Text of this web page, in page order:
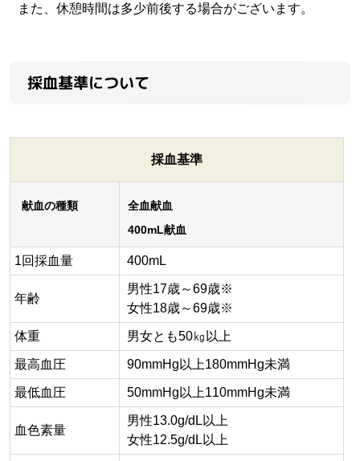
また、休憩時間は多少前後する場合がございます。
採血基準について
採血基準
献血の種類
全血献血
400mL献血
1回採血量 400mL
年齢
男性17歳～69歳※
女性18歳～69歳※
体重 男女とも50㎏以上
最高血圧 90mmHg以上180mmHg未満
最低血圧 50mmHg以上110mmHg未満
血色素量
男性13.0g/dL以上
女性12.5g/dL以上